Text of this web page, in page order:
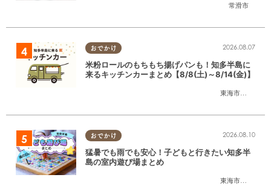
常滑市
おでかけ
東海市
,大府市
2026.08.07
米粉ロールのもちもち揚げパンも！知多半島に
来るキッチンカーまとめ【8/8(土)～8/14(金)】
おでかけ
東海市
,大府市
2026.08.10
猛暑でも雨でも安心！子どもと行きたい知多半
島の室内遊び場まとめ